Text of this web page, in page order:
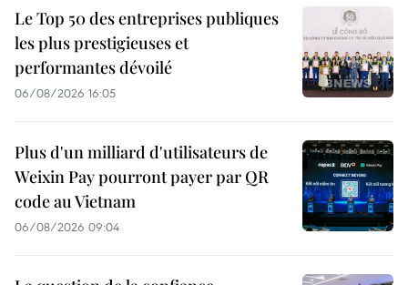
Le Top 50 des entreprises publiques
les plus prestigieuses et
performantes dévoilé
06/08/2026 16:05
Plus d'un milliard d'utilisateurs de
Weixin Pay pourront payer par QR
code au Vietnam
06/08/2026 09:04